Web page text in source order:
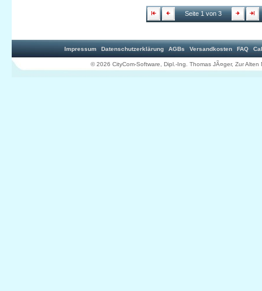
Seite 1 von 3
Impressum Datenschutzerklärung AGBs Versandkosten FAQ
© 2026 CityCom-Software, Dipl.-Ing. Thomas JÃ¤ger, Zur